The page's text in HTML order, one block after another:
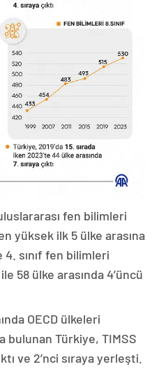
fen bilimleri
yüksek ilk 5 ülke arasına
sınıf fen bilimleri
58 ülke arasında 4’üncü
OECD ülkeleri
bulunan Türkiye, TIMSS
ve 2’nci sıraya yerleşti.